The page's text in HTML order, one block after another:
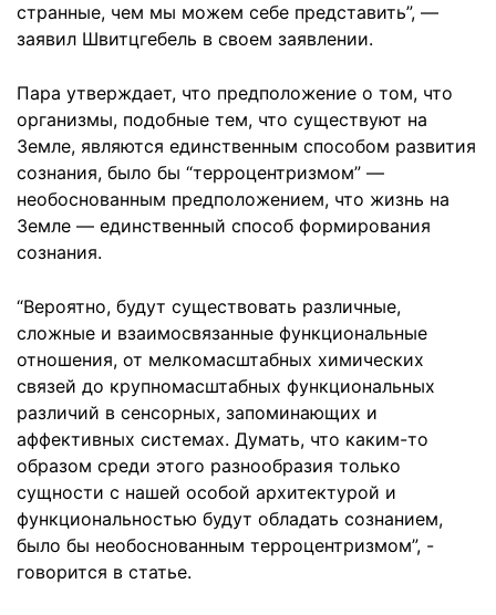
странные, чем мы можем себе представить”, —
заявил Швитцгебель в своем заявлении.
Пара утверждает, что предположение о том, что
организмы, подобные тем, что существуют на
Земле, являются единственным способом развития
сознания, было бы “терроцентризмом” —
необоснованным предположением, что жизнь на
Земле — единственный способ формирования
сознания.
“Вероятно, будут существовать различные,
сложные и взаимосвязанные функциональные
отношения, от мелкомасштабных химических
связей до крупномасштабных функциональных
различий в сенсорных, запоминающих и
аффективных системах. Думать, что каким-то
образом среди этого разнообразия только
сущности с нашей особой архитектурой и
функциональностью будут обладать сознанием,
было бы необоснованным терроцентризмом”, -
говорится в статье.